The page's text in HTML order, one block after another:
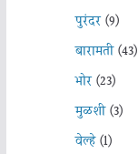
पुरंदर(9)
बारामती(43)
भोर(23)
मुळशी(3)
वेल्हे(1)